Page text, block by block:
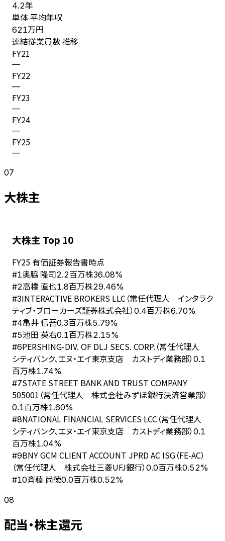
4.2年
単体 平均年収
621万円
連結従業員数 推移
FY21
—
FY22
—
FY23
—
FY24
—
FY25
—
07
大株主
大株主 Top 10
FY25 有価証券報告書時点
#1奥脇 隆司2.2百万株36.08%
#2高橋 直也1.8百万株29.46%
#3INTERACTIVE BROKERS LLC（常任代理人 インタラク
ティブ・ブローカーズ証券株式会社） 0.4百万株6.70%
#4亀井 信吾0.3百万株5.79%
#5池田 英右0.1百万株2.15%
#6PERSHING-DIV. OF DLJ SECS. CORP.（常任代理人
シティバンク、エヌ・エイ東京支店 カストディ業務部） 0.1
百万株1.74%
#7STATE STREET BANK AND TRUST COMPANY
505001（常任代理人 株式会社みずほ銀行決済営業部）
0.1百万株1.60%
#8NATIONAL FINANCIAL SERVICES LCC（常任代理人
シティバンク、エヌ・エイ東京支店 カストディ業務部） 0.1
百万株1.04%
#9BNY GCM CLIENT ACCOUNT JPRD AC ISG（FE-AC）
（常任代理人 株式会社三菱UFJ銀行） 0.0百万株0.52%
#10斉藤 尚徳0.0百万株0.52%
08
配当・株主還元